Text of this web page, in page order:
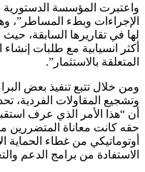
واعتبرت المؤسسة الدستورية
الإجراءات وبطء المساطر”،
لها في تقاريرها السابقة،
أكثر انسيابية مع طلبات
المتعلقة بالاستثمار”.
ومن خلال تتبع تنفيذ بعض
وتشجيع المقاولات الفردية،
أن “هذا الأمر الذي عرف
حقه كانت معاناة المتضررين
أوتوماتيكي من غطاء الحماية
الاستفادة من برامج الدعم